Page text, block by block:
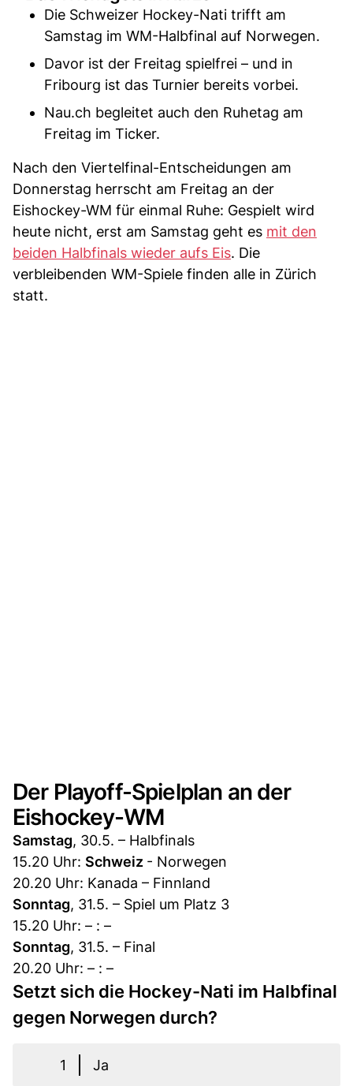
Die Schweizer Hockey-Nati trifft am
Samstag im WM-Halbfinal auf Norwegen.
Davor ist der Freitag spielfrei – und in
Fribourg ist das Turnier bereits vorbei.
Nau.ch begleitet auch den Ruhetag am
Freitag im Ticker.
Nach den Viertelfinal-Entscheidungen am
Donnerstag herrscht am Freitag an der
Eishockey-WM für einmal Ruhe: Gespielt wird
heute nicht, erst am Samstag geht es mit den
beiden Halbfinals wieder aufs Eis. Die
verbleibenden WM-Spiele finden alle in Zürich
statt.
Der Playoff-Spielplan an der
Eishockey-WM
Samstag, 30.5. – Halbfinals
15.20 Uhr: Schweiz - Norwegen
20.20 Uhr: Kanada – Finnland
Sonntag, 31.5. – Spiel um Platz 3
15.20 Uhr: – : –
Sonntag, 31.5. – Final
20.20 Uhr: – : –
Setzt sich die Hockey-Nati im Halbfinal
gegen Norwegen durch?
1 Ja